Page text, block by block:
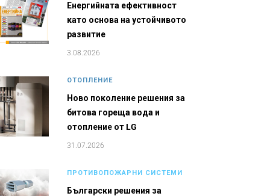
Енергийната ефективност
като основа на устойчивото
развитие
3.08.2026
ОТОПЛЕНИЕ
Ново поколение решения за
битова гореща вода и
отопление от LG
31.07.2026
ПРОТИВОПОЖАРНИ СИСТЕМИ
Български решения за